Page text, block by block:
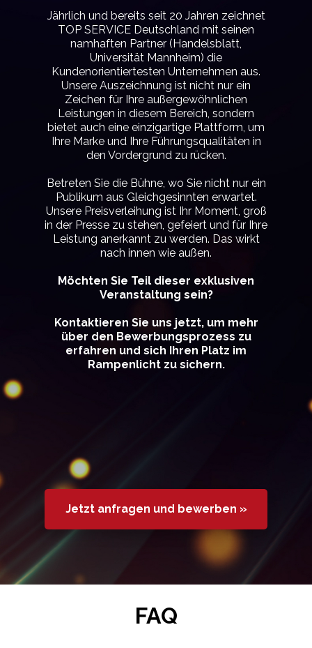
Jährlich und bereits seit 20 Jahren zeichnet
TOP SERVICE Deutschland mit seinen
namhaften Partner (Handelsblatt,
Universität Mannheim) die
Kundenorientiertesten Unternehmen aus.
Unsere Auszeichnung ist nicht nur ein
Zeichen für Ihre außergewöhnlichen
Leistungen in diesem Bereich, sondern
bietet auch eine einzigartige Plattform, um
Ihre Marke und Ihre Führungsqualitäten in
den Vordergrund zu rücken.
Betreten Sie die Bühne, wo Sie nicht nur ein
Publikum aus Gleichgesinnten erwartet.
Unsere Preisverleihung ist Ihr Moment, groß
in der Presse zu stehen, gefeiert und für Ihre
Leistung anerkannt zu werden. Das wirkt
nach innen wie außen.
Möchten Sie Teil dieser exklusiven
Veranstaltung sein?
Kontaktieren Sie uns jetzt, um mehr
über den Bewerbungsprozess zu
erfahren und sich Ihren Platz im
Rampenlicht zu sichern.
Jetzt anfragen und bewerben »
FAQ